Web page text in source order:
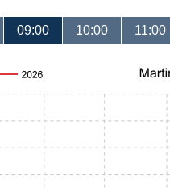
09:00 10:00 11:00